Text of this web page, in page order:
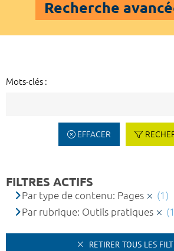
Recherche
Mots-clés :
EFFACER
FILTRES ACTIFS
Par type de contenu: Pages
(1)
Par rubrique: Outils pratiques
RETIRER TOUS LES